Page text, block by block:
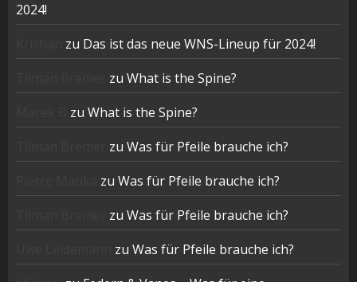
2024!
zu Das ist das neue WNS-Lineup für 2024!
zu What is the Spine?
zu What is the Spine?
zu Was für Pfeile brauche ich?
zu Was für Pfeile brauche ich?
zu Was für Pfeile brauche ich?
zu Was für Pfeile brauche ich?